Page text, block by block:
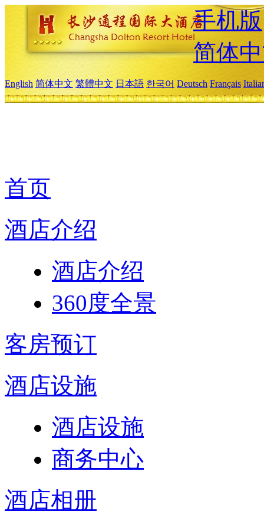
手机版
简体
English 简体中文 繁體中文 日本語 한국어 Deutsch Français
首页
酒店介绍
酒店介绍
360度全景
客房预订
酒店设施
酒店设施
商务中心
酒店相册